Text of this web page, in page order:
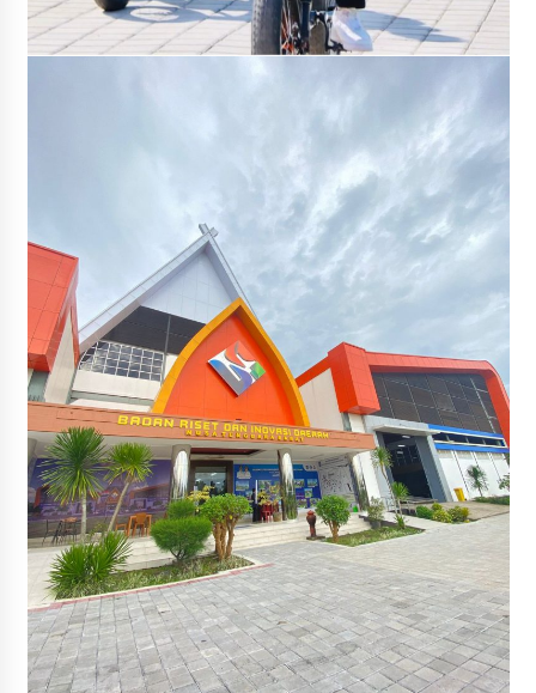
Penurunan Stunting di Sumbawa
4 minggu ago
Pandangan Fraksi – Fraksi DPRD Sumbawa
Bupati Sumbawa Lepas 487 Atlet dari Berbagai
Cabor yang Akan Berjuang pada PORPROV XII
NTB 2026
4 minggu ago
BAZNAS Kabupaten Sumbawa Salurkan Bantuan
Program 100 Mustahik Per Desa di Desa Teluk
Santong
4 minggu ago
Dosen UTS Siap Kembangkan Inovasi Lewat
Pelatihan PDPP 2026 Bali
4 minggu ago
Terapkan “Polantas Menyapa”, Satlantas Polres
Sumbawa Berupaya Wujudkan Pelayanan
Kepolisian yang Profesional
4 minggu ago
Capaian Program Pemerintah Kabupaten